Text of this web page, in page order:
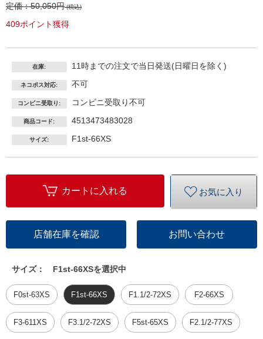
定価：50,050円(税込)
409ポイント獲得
在庫: 11時までの注文で当日発送(日曜日を除く)
ネコポス対応: 不可
コンビニ受取り: コンビニ受取り不可
商品コード: 4513473483028
サイズ: F1st-66XS
カートに入れる お気に入り
店舗在庫を確認 お問い合わせ
サイズ： F1st-66XSを選択中
F0st-63XS F1st-66XS F1.1/2-72XS F2-66XS
F3-611XS F3.1/2-72XS F5st-65XS F2.1/2-77XS